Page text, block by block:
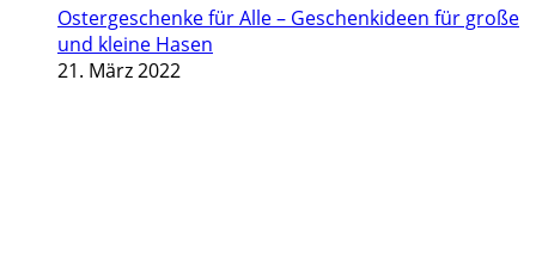
Ostergeschenke für Alle – Geschenkideen für große
und kleine Hasen
21. März 2022